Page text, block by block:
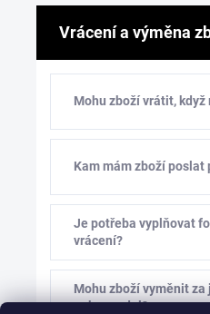
Vrácení a výměna
Mohu zboží vrátit, když
Kam mám zboží poslat
Je potřeba vyplňovat
vrácení?
Mohu zboží vyměnit
nebo model?